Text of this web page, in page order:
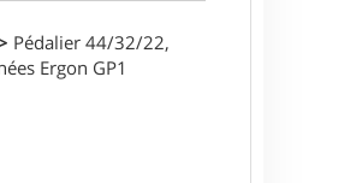
Pédalier 44/32/22,
Ergon GP1